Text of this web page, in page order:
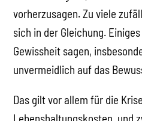
Auswirkungen werden aber
rückständige Länder
in den fortgeschrittenen
Europa und Nordamerika
Plötzlich erleben die Massen
einen Albtraum von